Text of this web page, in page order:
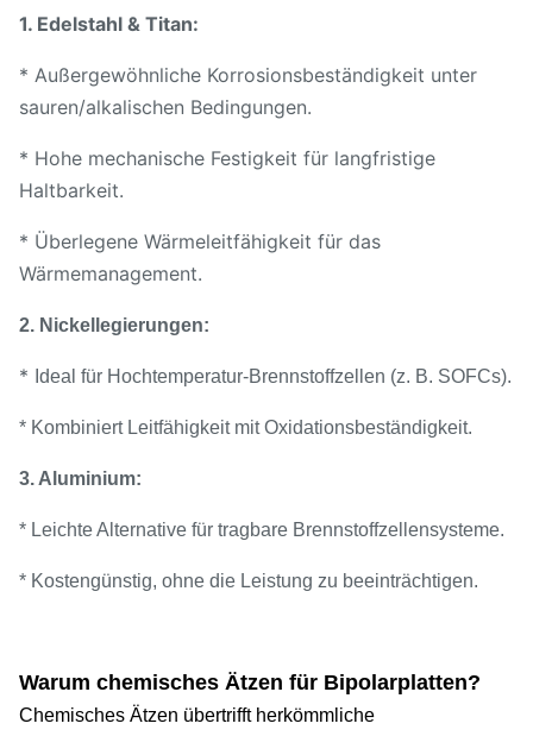
1. Edelstahl & Titan:
* Außergewöhnliche Korrosionsbeständigkeit unter
sauren/alkalischen Bedingungen.
* Hohe mechanische Festigkeit für langfristige
Haltbarkeit.
* Überlegene Wärmeleitfähigkeit für das
Wärmemanagement.
2. Nickellegierungen:
* Ideal für Hochtemperatur-Brennstoffzellen (z. B. SOFCs).
* Kombiniert Leitfähigkeit mit Oxidationsbeständigkeit.
3. Aluminium:
* Leichte Alternative für tragbare Brennstoffzellensysteme.
* Kostengünstig, ohne die Leistung zu beeinträchtigen.
Warum chemisches Ätzen für Bipolarplatten?
Chemisches Ätzen übertrifft herkömmliche